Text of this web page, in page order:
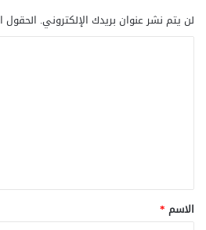
لن يتم نشر عنوان بريدك الإلكتروني. الحقول
الاسم *